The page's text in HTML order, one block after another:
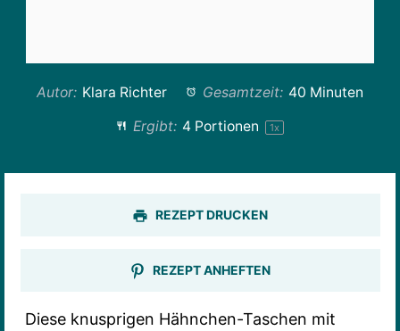
Autor: Klara Richter Gesamtzeit: 40 Minuten
Ergibt: 4 Portionen 1x
REZEPT DRUCKEN
REZEPT ANHEFTEN
Diese knusprigen Hähnchen-Taschen mit